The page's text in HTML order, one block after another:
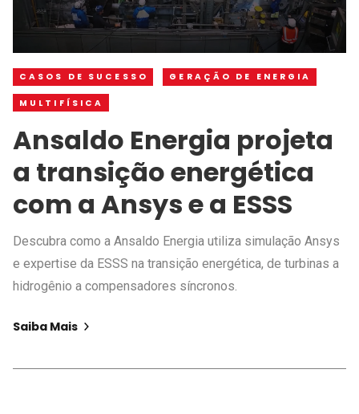
CASOS DE SUCESSO GERAÇÃO DE ENERGIA
MULTIFÍSICA
Ansaldo Energia projeta
a transição energética
com a Ansys e a ESSS
Descubra como a Ansaldo Energia utiliza simulação Ansys
e expertise da ESSS na transição energética, de turbinas a
hidrogênio a compensadores síncronos.
Saiba Mais